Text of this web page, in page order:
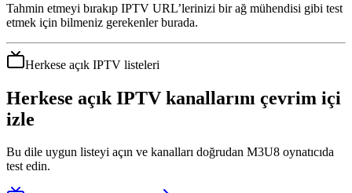
Tahmin etmeyi bırakıp IPTV URL’lerinizi bir ağ mühendisi gibi test
etmek için bilmeniz gerekenler burada.
Herkese açık IPTV listeleri
Herkese açık IPTV kanallarını çevrim içi
izle
Bu dile uygun listeyi açın ve kanalları doğrudan M3U8 oynatıcıda
test edin.